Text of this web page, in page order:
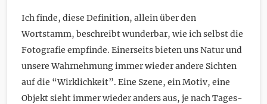
Ich finde, diese Definition, allein über den
Wortstamm, beschreibt wunderbar, wie ich selbst die
Fotografie empfinde. Einerseits bieten uns Natur und
unsere Wahrnehmung immer wieder andere Sichten
auf die “Wirklichkeit”. Eine Szene, ein Motiv, eine
Objekt sieht immer wieder anders aus, je nach Tages-